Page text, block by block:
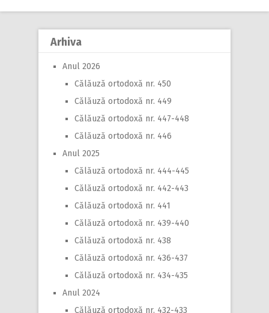
Arhiva
Anul 2026
Călăuză ortodoxă nr. 450
Călăuză ortodoxă nr. 449
Călăuză ortodoxă nr. 447-448
Călăuză ortodoxă nr. 446
Anul 2025
Călăuză ortodoxă nr. 444-445
Călăuză ortodoxă nr. 442-443
Călăuză ortodoxă nr. 441
Călăuză ortodoxă nr. 439-440
Călăuză ortodoxă nr. 438
Călăuză ortodoxă nr. 436-437
Călăuză ortodoxă nr. 434-435
Anul 2024
Călăuză ortodoxă nr. 432-433